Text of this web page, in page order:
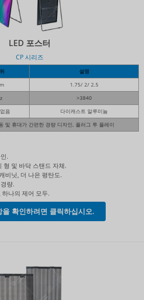
LED 포스터
CP 시리즈
설명
1.75/ 2/ 2.5
>3840
음
다이캐스트 알루미늄
및 휴대가 간편한 경량 디자인, 플러그 투 플레이
.
형 및 바닥 스탠드 자체.
비닛, 더 나은 평탄도.
량.
나의 제어 모두.
을 확인하려면 클릭하십시오.